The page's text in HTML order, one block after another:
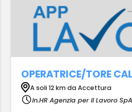
OPERATRICE/TORE
A soli 12 km da Accettura
in.HR Agenzia per il Lavoro SpA